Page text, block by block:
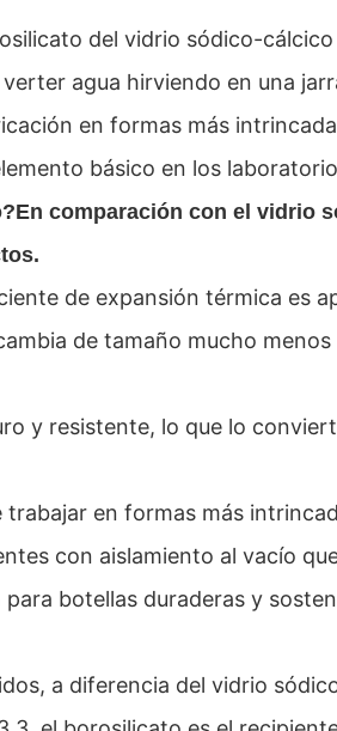
del vidrio sódico-
agua hirviendo en una
en formas más
básico en los
En comparación con el vidrio
de expansión térmica es
de tamaño mucho
y resistente, lo que lo
en formas más
con aislamiento al vacío
botellas duraderas y
a diferencia del vidrio